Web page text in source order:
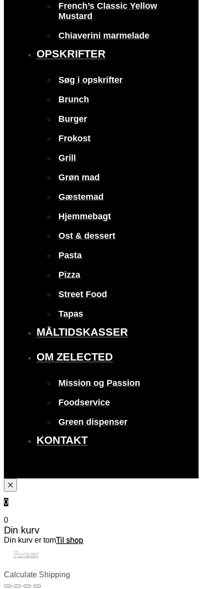
French’s Classic Yellow
Mustard
Chiaverini marmelade
OPSKRIFTER
Søg i opskrifter
Brunch
Burger
Frokost
Grill
Grøn mad
Gæstemad
Hjemmebagt
Ost & dessert
Pasta
Pizza
Street Food
Tapas
MÅLTIDSKASSER
OM ZELECTED
Mission og Passion
Foodservice
Green dispenser
KONTAKT
0
0
Din kurv
Din kurv er tomTil shop
Fortsæt
Calculate Shipping